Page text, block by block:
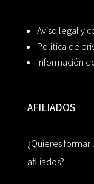
Aviso legal y
Política de
Información
AFILIADOS
¿Quieres
afiliados?